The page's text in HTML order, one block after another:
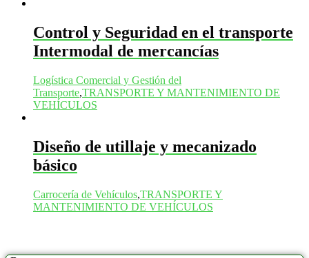
Control y Seguridad en el transporte
Intermodal de mercancías
Logística Comercial y Gestión del
Transporte,TRANSPORTE Y MANTENIMIENTO DE
VEHÍCULOS
Diseño de utillaje y mecanizado
básico
Carrocería de Vehículos,TRANSPORTE Y
MANTENIMIENTO DE VEHÍCULOS